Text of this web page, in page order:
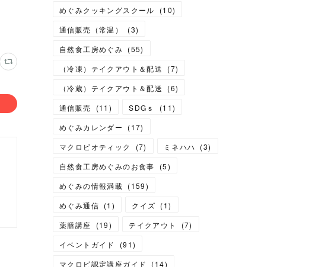
めぐみクッキングスクール
(10)
通信販売（常温）
(3)
自然食工房めぐみ (55)
（冷凍）テイクアウト＆配送
(7)
（冷蔵）テイクアウト＆配送
(6)
通信販売
(11 ) SDGｓ (11)
めぐみカレンダー
(17)
マクロビオティック
(7) ミネハハ (3)
自然食工房めぐみのお食事
(5)
めぐみの情報満載 (159)
めぐみ通信 (1 ) クイズ (1)
薬膳講座
(19) テイクアウト (7)
イベントガイド
(91)
マクロビ認定講座ガイド
(14)